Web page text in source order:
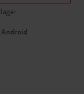
Android